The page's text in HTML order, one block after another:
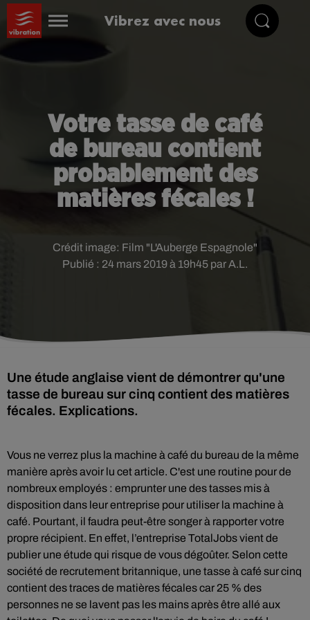
Vibrez avec nous
Votre tasse de café
de bureau contient
probablement des
matières fécales !
Publié : 24 mars 2019 à 19h45 par A.L.
Crédit image: Film "L'Auberge Espagnole"
Une étude anglaise vient de démontrer qu'une
tasse de bureau sur cinq contient des matières
fécales. Explications.
Vous ne verrez plus la machine à café du bureau de la même
manière après avoir lu cet article. C'est une routine pour de
nombreux employés : emprunter une des tasses mis à
disposition dans leur entreprise pour utiliser la machine à
café. Pourtant, il faudra peut-être songer à rapporter votre
propre récipient. En effet, l’entreprise TotalJobs vient de
publier une étude qui risque de vous dégoûter. Selon cette
société de recrutement britannique, une tasse à café sur cinq
contient des traces de matières fécales car 25 % des
personnes ne se lavent pas les mains après être allé aux